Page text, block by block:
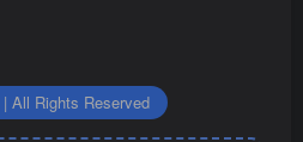
All Rights Reserved